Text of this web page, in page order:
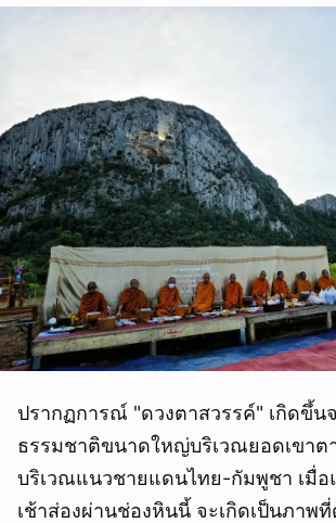
ปรากฏการณ์ "ดวงตาสวรรค์" เกิดขึ้น
ธรรมชาติขนาดใหญ่บริเวณยอดเขาต
บริเวณแนวชายแดนไทย-กัมพูชา เมื่อ
เช้าส่องผ่านช่องหินนี้ จะเกิดเป็นภาพ